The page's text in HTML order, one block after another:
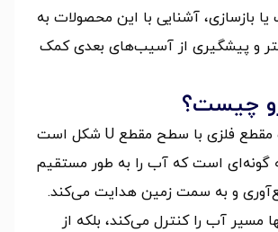
بازسازی، آشنایی با این محصولات به
و پیشگیری از آسیب‌های بعدی کمک
چیست؟
پروفیل آبرو یک مقطع فلزی با سطح مقطع U شکل است
گونه‌ای است که آب را به طور مستقیم
و به سمت زمین هدایت می‌کند.
مسیر آب را کنترل می‌کند، بلکه از